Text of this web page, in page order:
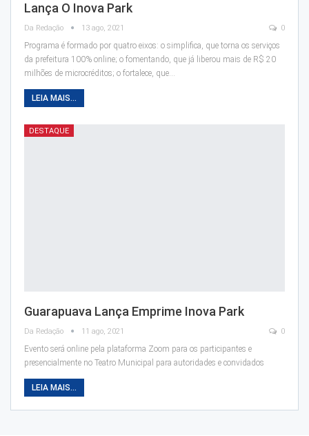
Lança O Inova Park
Da Redação 13 ago, 2021 0
Programa é formado por quatro eixos: o simplifica, que torna os serviços
da prefeitura 100% online; o fomentando, que já liberou mais de R$ 20
milhões de microcréditos; o fortalece, que…
LEIA MAIS...
DESTAQUE
Guarapuava Lança Emprime Inova Park
Da Redação 11 ago, 2021 0
Evento será online pela plataforma Zoom para os participantes e
presencialmente no Teatro Municipal para autoridades e convidados
LEIA MAIS...